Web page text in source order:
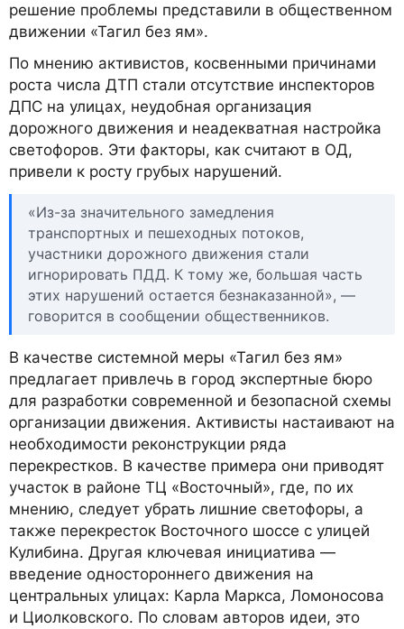
решение проблемы представили в общественном
движении «Тагил без ям».
По мнению активистов, косвенными причинами
роста числа ДТП стали отсутствие инспекторов
ДПС на улицах, неудобная организация
дорожного движения и неадекватная настройка
светофоров. Эти факторы, как считают в ОД,
привели к росту грубых нарушений.
«Из-за значительного замедления
транспортных и пешеходных потоков,
участники дорожного движения стали
игнорировать ПДД. К тому же, большая часть
этих нарушений остается безнаказанной», —
говорится в сообщении общественников.
В качестве системной меры «Тагил без ям»
предлагает привлечь в город экспертные бюро
для разработки современной и безопасной схемы
организации движения. Активисты настаивают на
необходимости реконструкции ряда
перекрестков. В качестве примера они приводят
участок в районе ТЦ «Восточный», где, по их
мнению, следует убрать лишние светофоры, а
также перекресток Восточного шоссе с улицей
Кулибина. Другая ключевая инициатива —
введение одностороннего движения на
центральных улицах: Карла Маркса, Ломоносова
и Циолковского. По словам авторов идеи, это